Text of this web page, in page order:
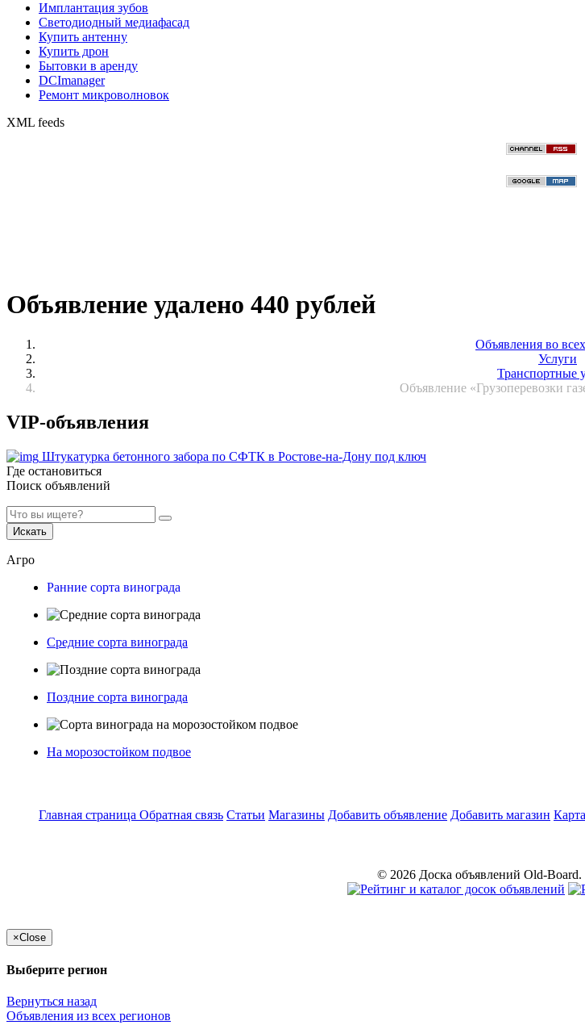
Имплантация зубов
Светодиодный медиафасад
Купить антенну
Купить дрон
Бытовки в аренду
DCImanager
Ремонт микроволновок
XML feeds
Объявление удалено 440 рублей
Объявления во
Услуги
Транспортные
Объявление «Грузоперевозки
VIP-объявления
Штукатурка бетонного забора по СФТК в Ростове-на-Дону под ключ
Где остановиться
Поиск объявлений
Искать
Агро
Ранние сорта винограда
Средние сорта винограда
Поздние сорта винограда
На морозостойком подвое
Главная страница Обратная связь Статьи Магазины Добавить объявление Добавить магазин
© 2026 Доска объявлений Old-
×Close
Выберите регион
Вернуться назад
Объявления из всех регионов